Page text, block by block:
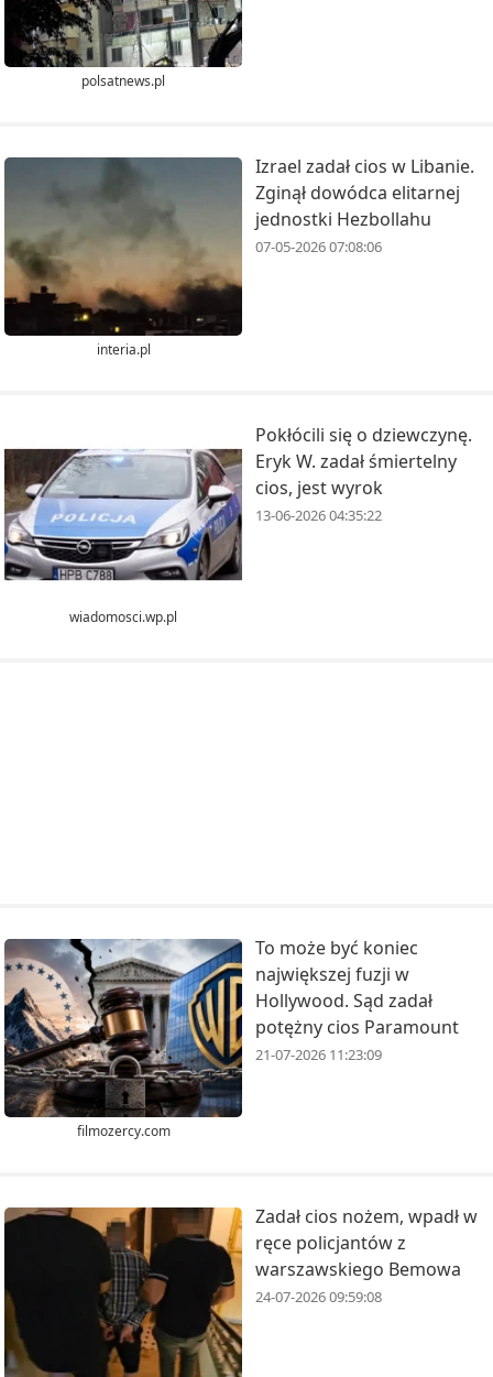
polsatnews.pl
interia.pl
Izrael zadał cios w Libanie.
Zginął dowódca elitarnej
jednostki Hezbollahu
07-05-2026 07:08:06
wiadomosci.wp.pl
Pokłócili się o dziewczynę.
Eryk W. zadał śmiertelny
cios, jest wyrok
13-06-2026 04:35:22
filmozercy.com
To może być koniec
największej fuzji w
Hollywood. Sąd zadał
potężny cios Paramount
21-07-2026 11:23:09
Zadał cios nożem, wpadł w
ręce policjantów z
warszawskiego Bemowa
24-07-2026 09:59:08